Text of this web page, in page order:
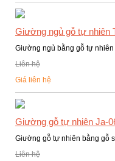
Giường ngủ gỗ tự nhiên
Giường ngủ bằng gỗ tự
Liên hệ
Giá liên hệ
Giường gỗ tự nhiên Ja-
Giường gỗ tự nhiên bằng gỗ
Liên hệ